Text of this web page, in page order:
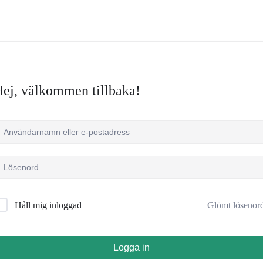
välkommen tillbaka!
Håll mig inloggad Glömt
Logga in